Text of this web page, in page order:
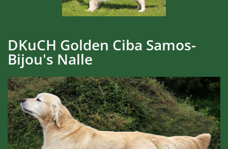
DKuCH Golden Ciba Samos-
Bijou's Nalle